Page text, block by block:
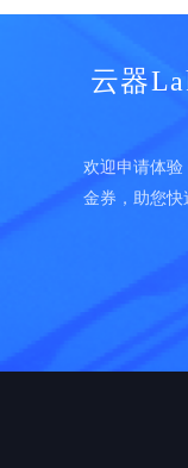
云器
欢迎申请体
金券，助您快